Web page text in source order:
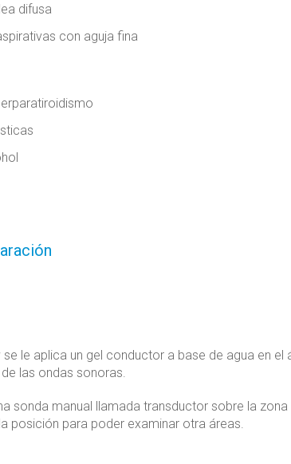
difusa
con aguja fina
le aplica un gel conductor a base de agua en
las ondas sonoras.
sonda manual llamada transductor sobre la
posición para poder examinar otra áreas.